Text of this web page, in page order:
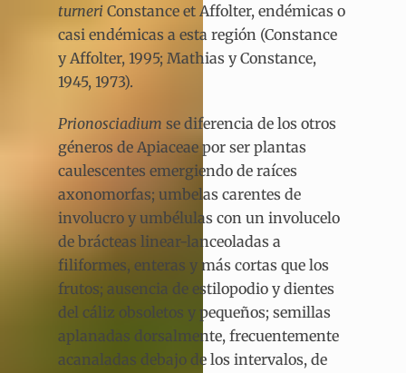
turneri Constance et Affolter, endémicas o
casi endémicas a esta región (Constance
y Affolter, 1995; Mathias y Constance,
1945, 1973).
Prionosciadium se diferencia de los otros
géneros de Apiaceae por ser plantas
caulescentes emergiendo de raíces
axonomorfas; umbelas carentes de
involucro y umbélulas con un involucelo
de brácteas linear-lanceoladas a
filiformes, enteras y más cortas que los
frutos; ausencia de estilopodio y dientes
del cáliz obsoletos y pequeños; semillas
aplanadas dorsalmente, frecuentemente
acanaladas debajo de los intervalos, de